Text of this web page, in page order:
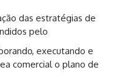
das estratégias de
pelo
executando e
comercial o plano de